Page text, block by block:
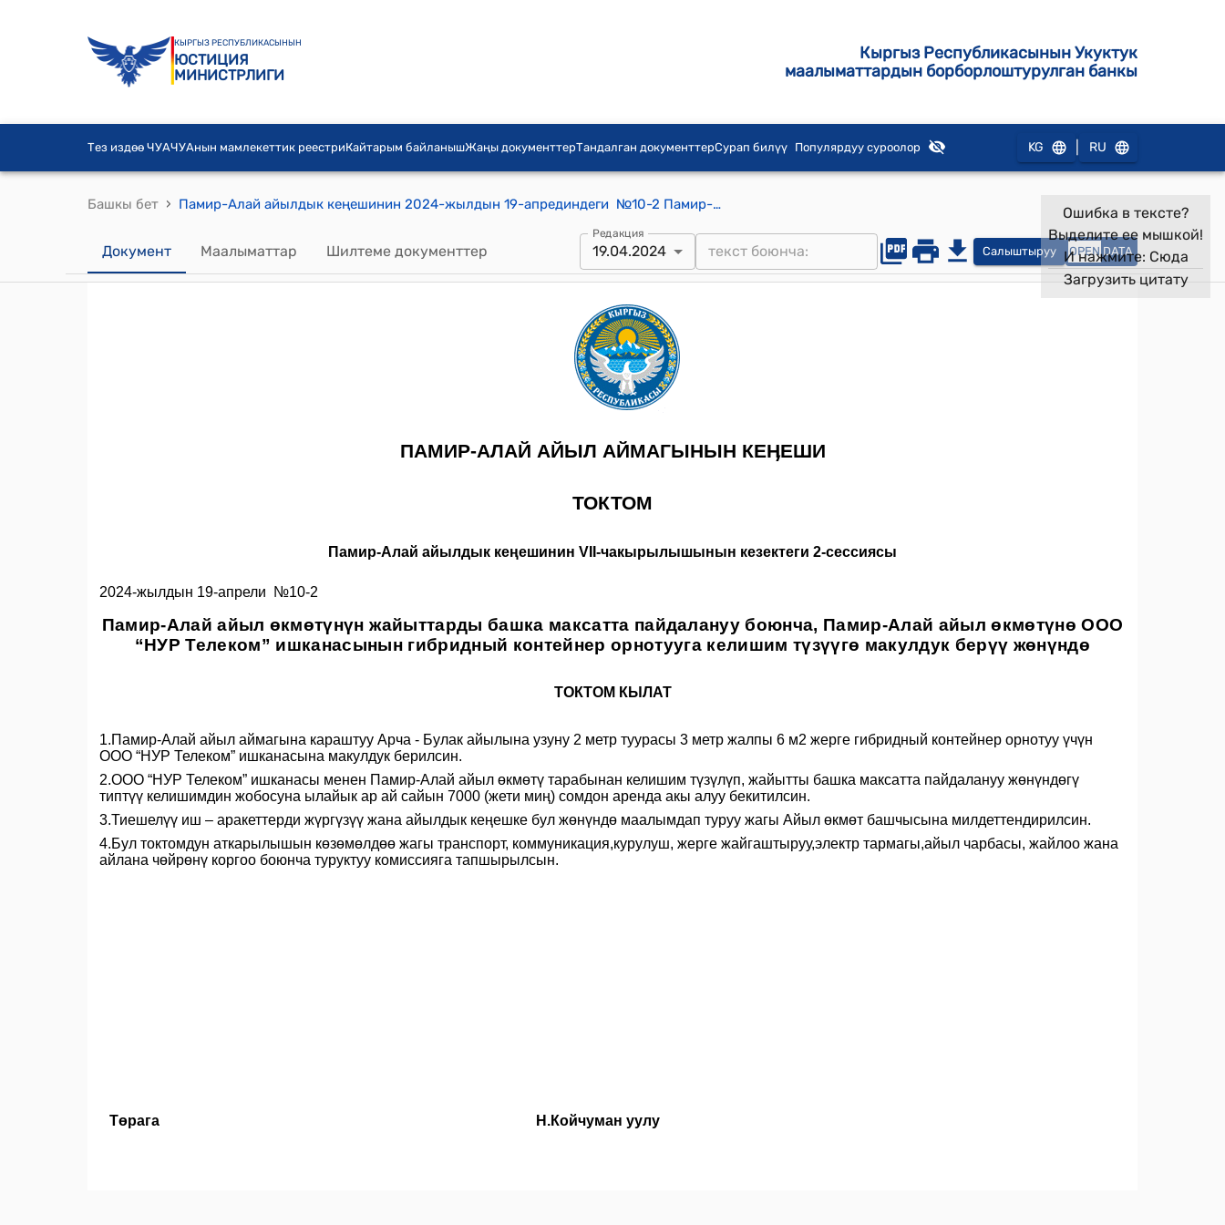
КЫРГЫЗ РЕСПУБЛИКАСЫНЫН
ЮСТИЦИЯ
МИНИСТРЛИГИ
Кыргыз Республикасынын Укуктук
маалыматтардын борборлоштурулган банкы
Тез издөө ЧУАЧУАнын мамлекеттик реестриКайтарым байланышЖаңы документтерТандалган документтерСурап билүү Популярдуу суроолор KG RU
Башкы бет › Памир-Алай айылдык кеңешинин 2024-жылдын 19-апрединдеги №10-2 Памир-Алай айыл өкмөтүнүн жайыттарды башка максатта пайдалануу боюнча, Памир-Алай айыл өкмөтүнө ООО “НУР Телеком” ишканасынын гибридный контейнер орнотууга келишим түзүүгө макулдук берүү жөнүндө токтому
Документ Маалыматтар Шилтеме документтер
Редакция
19.04.2024 Салыштыруу OPEN DATA
Ошибка в тексте?
Выделите ее мышкой!
И нажмите: Сюда
Загрузить цитату